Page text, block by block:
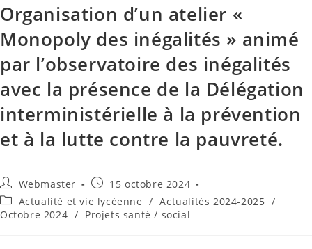
Organisation d’un atelier «
Monopoly des inégalités » animé
par l’observatoire des inégalités
avec la présence de la Délégation
interministérielle à la prévention
et à la lutte contre la pauvreté.
Webmaster
15 octobre 2024
Actualité et vie lycéenne / Actualités 2024-2025 /
Octobre 2024 / Projets santé / social